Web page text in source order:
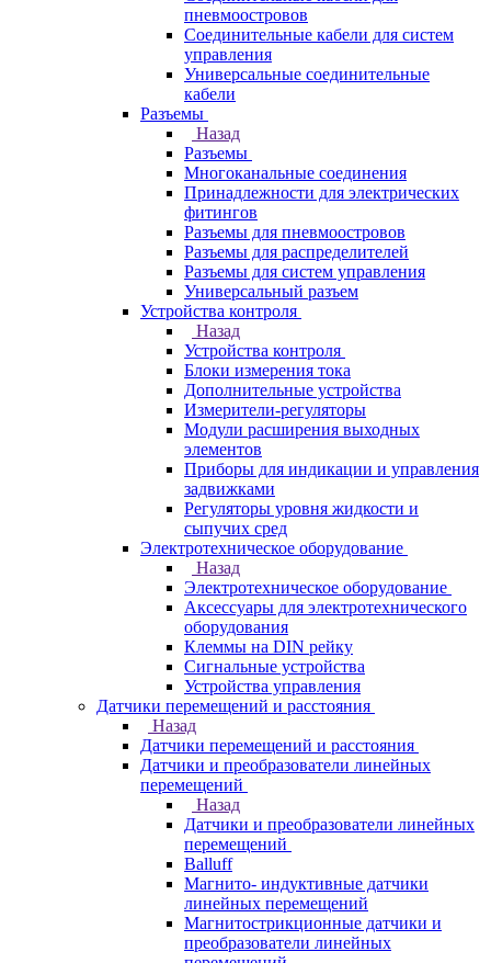
пневмоостровов
Соединительные кабели для систем
управления
Универсальные соединительные
кабели
Разъемы
Назад
Разъемы
Многоканальные соединения
Принадлежности для электрических
фитингов
Разъемы для пневмоостровов
Разъемы для распределителей
Разъемы для систем управления
Универсальный разъем
Устройства контроля
Назад
Устройства контроля
Блоки измерения тока
Дополнительные устройства
Измерители-регуляторы
Модули расширения выходных
элементов
Приборы для индикации и управления
задвижками
Регуляторы уровня жидкости и
сыпучих сред
Электротехническое оборудование
Назад
Электротехническое оборудование
Аксессуары для электротехнического
оборудования
Клеммы на DIN рейку
Сигнальные устройства
Устройства управления
Датчики перемещений и расстояния
Назад
Датчики перемещений и расстояния
Датчики и преобразователи линейных
перемещений
Назад
Датчики и преобразователи линейных
перемещений
Balluff
Магнито- индуктивные датчики
линейных перемещений
Магнитострикционные датчики и
преобразователи линейных